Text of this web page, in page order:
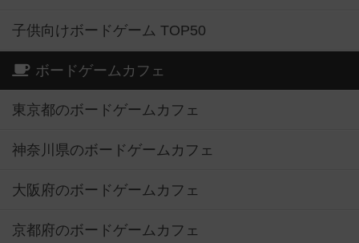
子供向けボードゲーム TOP50
ボードゲームカフェ
東京都のボードゲームカフェ
神奈川県のボードゲームカフェ
大阪府のボードゲームカフェ
京都府のボードゲームカフェ